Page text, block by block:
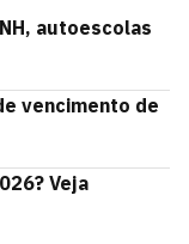
autoescolas
vencimento de
Veja